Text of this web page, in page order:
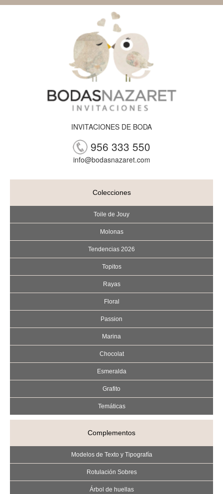
INVITACIONES DE BODA
956 333 550
info@bodasnazaret.com
Colecciones
Toile de Jouy
Molonas
Tendencias 2026
Topitos
Rayas
Floral
Passion
Marina
Chocolat
Esmeralda
Grafito
Temáticas
Complementos
Modelos de Texto y Tipografía
Rotulación Sobres
Árbol de huellas